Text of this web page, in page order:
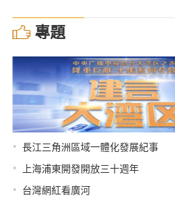
專題
• 長江三角洲區域一體化發展紀事
• 上海浦東開發開放三十週年
• 台灣網紅看廣河